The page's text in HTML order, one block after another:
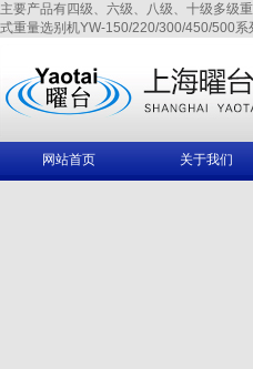
主要产品有四级、六级、八级、十级多级
式重量选别机YW-150/220/300/450/500
网站首页 关于我们